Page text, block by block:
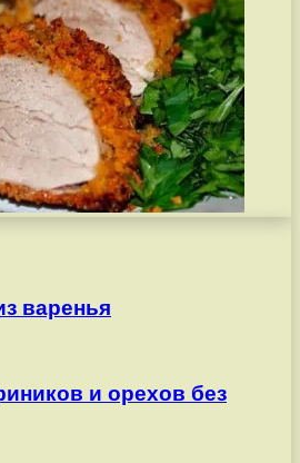
варенья
и орехов без